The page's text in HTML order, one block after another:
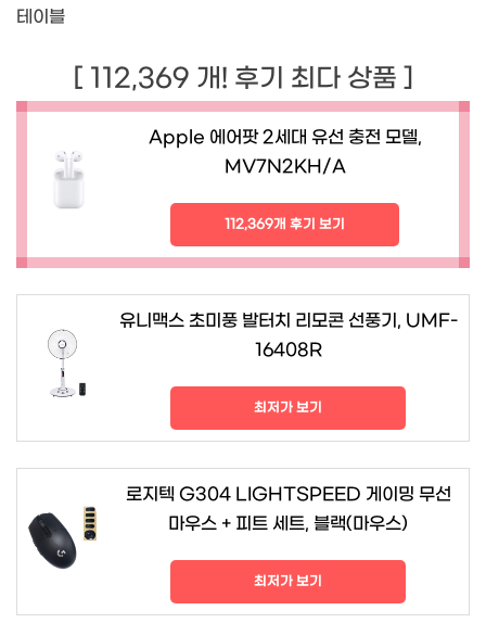
테이블
[ 112,369 개! 후기 최다 상품 ]
Apple 에어팟 2세대 유선 충전 모델,
MV7N2KH/A
112,369개 후기 보기
유니맥스 초미풍 발터치 리모콘 선풍기, UMF-
16408R
최저가 보기
로지텍 G304 LIGHTSPEED 게이밍 무선
마우스 + 피트 세트, 블랙(마우스)
최저가 보기